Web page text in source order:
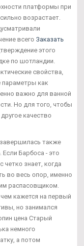
платформы при
возрастает.
всего Заказать
этого
по шотландии.
свойства,
как
важно для ванной
Но для того, чтобы
качество
также
Барбоса - это
четко знает, когда
во весь опор, именно
распасовщиком.
кажется на первый
но занимался
цена Старый
немного
а потом